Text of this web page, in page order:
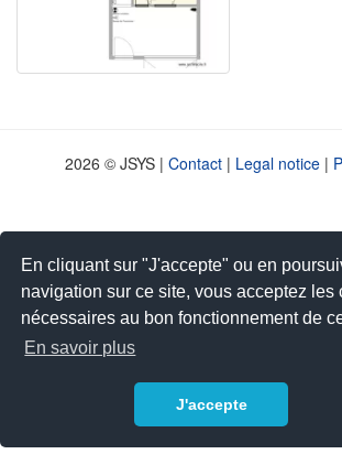
En cliquant sur "J'accepte" ou en
navigation sur ce site, vous acceptez les
nécessaires au bon fonctionnement de
En savoir plus
J'accepte
2026 © JSYS | Contact | Legal notice |